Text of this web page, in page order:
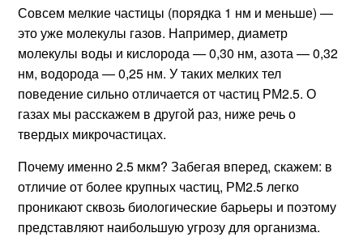
Совсем мелкие частицы (порядка 1 нм и меньше) —
это уже молекулы газов. Например, диаметр
молекулы воды и кислорода — 0,30 нм, азота — 0,32
нм, водорода — 0,25 нм. У таких мелких тел
поведение сильно отличается от частиц РМ2.5. О
газах мы расскажем в другой раз, ниже речь о
твердых микрочастицах.
Почему именно 2.5 мкм? Забегая вперед, скажем: в
отличие от более крупных частиц, РМ2.5 легко
проникают сквозь биологические барьеры и поэтому
представляют наибольшую угрозу для организма.